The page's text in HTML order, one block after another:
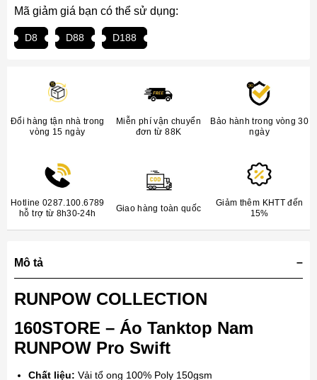
Mã giảm giá bạn có thể sử dụng:
D8 D88 D188
Đổi hàng tận nhà trong
vòng 15 ngày
Miễn phí vận chuyển
đơn từ 88K
Bảo hành trong vòng 30
ngày
Hotline 0287.100.6789
hỗ trợ từ 8h30-24h
Giao hàng toàn quốc
Giảm thêm KHTT đến
15%
Mô tả
RUNPOW COLLECTION
160STORE – Áo Tanktop Nam
RUNPOW Pro Swift
Chất liệu: Vải tổ ong 100% Poly 150gsm